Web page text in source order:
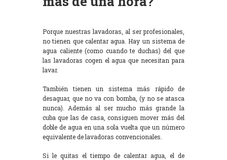
Porque nuestras lavadoras, al ser profesionales,
no tienen que calentar agua. Hay un sistema de
agua caliente (como cuando te duchas) del que
las lavadoras cogen el agua que necesitan para
lavar.
También tienen un sistema más rápido de
desaguar, que no va con bomba, (y no se atasca
nunca). Además al ser mucho más grande la
cuba que las de casa, consiguen mover más del
doble de agua en una sola vuelta que un número
equivalente de lavadoras convencionales.
Si le quitas el tiempo de calentar agua, el de